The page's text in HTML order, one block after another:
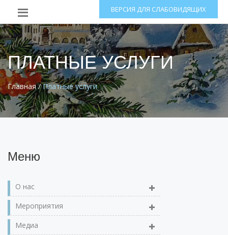
ВЕРСИЯ ДЛЯ СЛАБОВИДЯЩИХ
ПЛАТНЫЕ УСЛУГИ
Главная/Платные услуги
Меню
О нас
Мероприятия
Медиа